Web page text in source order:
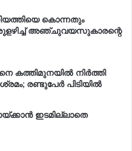
കൊന്നതും
അഞ്ചുവയസുകാരന്റെ
കത്തിമുനയിൽ നിർത്തി
രണ്ടുപേർ പിടിയിൽ
ഇടമില്ലാതെ